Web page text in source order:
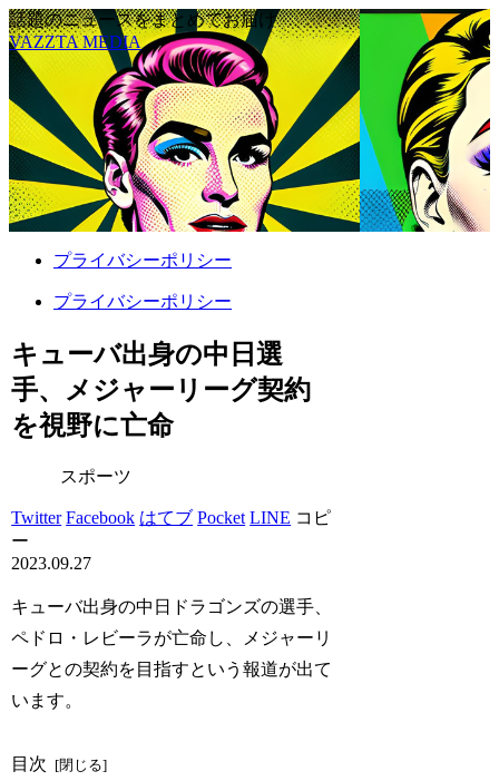
話題のニュースをまとめてお届け
VAZZTA MEDIA
プライバシーポリシー
プライバシーポリシー
キューバ出身の中日選
手、メジャーリーグ契約
を視野に亡命
スポーツ
Twitter Facebook はてブ Pocket LINE コピ
ー
2023.09.27
キューバ出身の中日ドラゴンズの選手、
ペドロ・レビーラが亡命し、メジャーリ
ーグとの契約を目指すという報道が出て
います。
目次